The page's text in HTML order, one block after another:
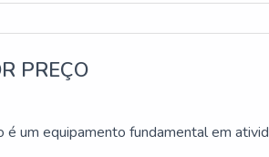
PREÇO
um equipamento fundamental em